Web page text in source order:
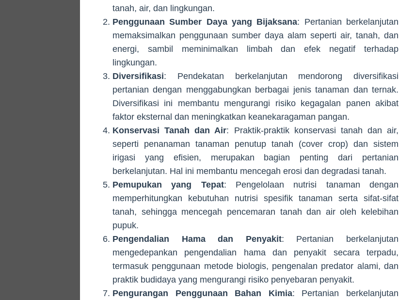
tanah, air, dan lingkungan.
Penggunaan Sumber Daya yang Bijaksana: Pertanian berkelanjutan
memaksimalkan penggunaan sumber daya alam seperti air, tanah, dan
energi, sambil meminimalkan limbah dan efek negatif terhadap
lingkungan.
Diversifikasi: Pendekatan berkelanjutan mendorong diversifikasi
pertanian dengan menggabungkan berbagai jenis tanaman dan ternak.
Diversifikasi ini membantu mengurangi risiko kegagalan panen akibat
faktor eksternal dan meningkatkan keanekaragaman pangan.
Konservasi Tanah dan Air: Praktik-praktik konservasi tanah dan air,
seperti penanaman tanaman penutup tanah (cover crop) dan sistem
irigasi yang efisien, merupakan bagian penting dari pertanian
berkelanjutan. Hal ini membantu mencegah erosi dan degradasi tanah.
Pemupukan yang Tepat: Pengelolaan nutrisi tanaman dengan
memperhitungkan kebutuhan nutrisi spesifik tanaman serta sifat-sifat
tanah, sehingga mencegah pencemaran tanah dan air oleh kelebihan
pupuk.
Pengendalian Hama dan Penyakit: Pertanian berkelanjutan
mengedepankan pengendalian hama dan penyakit secara terpadu,
termasuk penggunaan metode biologis, pengenalan predator alami, dan
praktik budidaya yang mengurangi risiko penyebaran penyakit.
Pengurangan Penggunaan Bahan Kimia: Pertanian berkelanjutan